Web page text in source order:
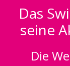
Das
seine
Die